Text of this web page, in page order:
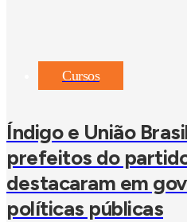
Cursos
Índigo e União
prefeitos do
destacaram em
políticas públicas